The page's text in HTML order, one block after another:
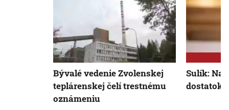
Bývalé vedenie Zvolenskej
teplárenskej čelí trestnému
oznámeniu
Sulík: Na
dostatok